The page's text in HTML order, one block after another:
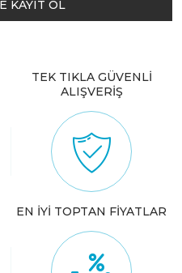
KAYIT OL
TEK TIKLA GÜVENLİ
ALIŞVERİŞ
EN İYİ TOPTAN FİYATLAR